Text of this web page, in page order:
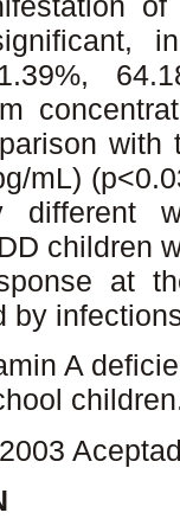
mL)
different
children
at
by
A